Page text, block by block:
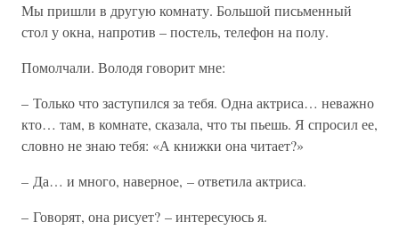
Мы пришли в другую комнату. Большой письменный
стол у окна, напротив – постель, телефон на полу.
Помолчали. Володя говорит мне:
– Только что заступился за тебя. Одна актриса… неважно
кто… там, в комнате, сказала, что ты пьешь. Я спросил ее,
словно не знаю тебя: «А книжки она читает?»
– Да… и много, наверное, – ответила актриса.
– Говорят, она рисует? – интересуюсь я.